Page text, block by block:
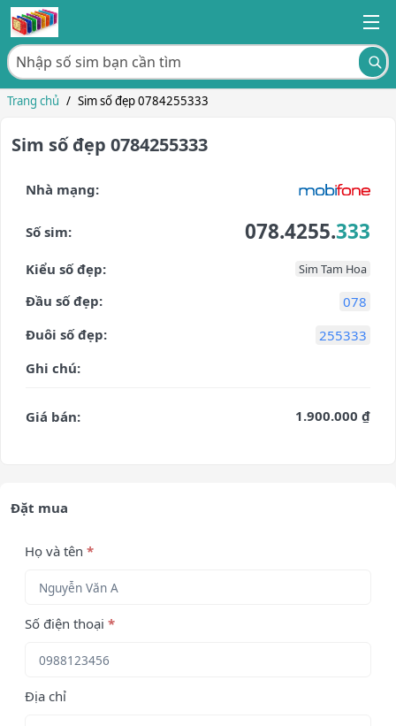
Trang chủ / Sim số đẹp 0784255333
Sim số đẹp 0784255333
Nhà mạng:
Số sim: 078.4255.333
Kiểu số đẹp: Sim Tam Hoa
Đầu số đẹp:
078
Đuôi số đẹp:
255333
Ghi chú:
Giá bán: 1.900.000 ₫
Đặt mua
Họ và tên *
Số điện thoại *
Địa chỉ